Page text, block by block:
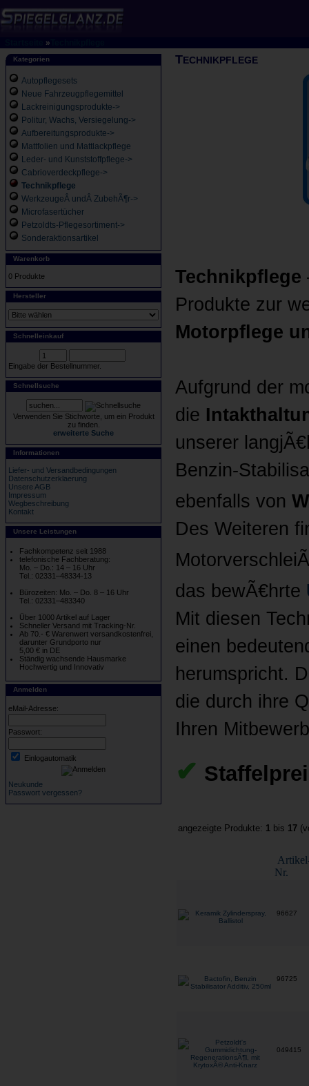
»
Kategorien
Autopflegesets
Neue Fahrzeugpflegemittel
Lackreinigungsprodukte->
Politur, Wachs, Versiegelung->
Aufbereitungsprodukte->
Mattfolien und Mattlackpflege
Leder- und Kunststoffpflege->
Cabrioverdeckpflege->
Technikpflege
WerkzeugeÂ undÂ ZubehÃ¶r->
Microfasertücher
Petzoldts-Pflegesortiment->
Sonderaktionsartikel
Warenkorb
0 Produkte
Hersteller
Schnelleinkauf
Eingabe der Bestellnummer.
Schnellsuche
Verwenden Sie Stichworte, um ein Produkt
zu finden.
erweiterte Suche
Informationen
Liefer- und Versandbedingungen
Datenschutzerklaerung
Unsere AGB
Impressum
Wegbeschreibung
Kontakt
Unsere Leistungen
Fachkompetenz seit 1988
telefonische Fachberatung:
Mo. – Do.: 14 – 16 Uhr
Tel.: 02331–48334-13
Bürozeiten: Mo. – Do. 8 – 16 Uhr
Tel.: 02331–483340
Über 1000 Artikel auf Lager
Schneller Versand mit Tracking-Nr.
Ab 70.- € Warenwert versandkostenfrei,
darunter Grundporto nur
5,00 € in DE
Ständig wachsende Hausmarke
Hochwertig und Innovativ
Anmelden
eMail-Adresse:
Passwort:
Einlogautomatik
Neukunde
Passwort vergessen?
TECHNIKPFLEGE
Technikpflege
Produkte zur
Motorpflege
Aufgrund der
die
unserer
Benzin-
ebenfalls von
Des Weiteren
das bewÃ€hrte
Mit diesen
einen
herumspricht.
die durch ihre
Ihren
✔
angezeigte Produkte: 1 bis 17
Nr.
96627
96725
049415